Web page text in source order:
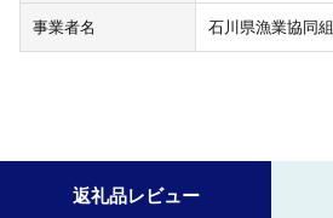
事業者名 石川県漁業協同
返礼品レビュー